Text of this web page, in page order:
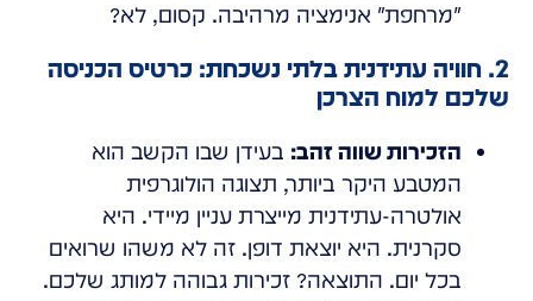
"מרחפת" אנימציה מרהיבה. קסום, לא?
2. חוויה עתידנית בלתי נשכחת: כרטיס הכניסה
שלכם למוח הצרכן
הזכירות שווה זהב: בעידן שבו הקשב הוא
המטבע היקר ביותר, תצוגה הולוגרפית
אולטרה-עתידנית מייצרת עניין מיידי. היא
סקרנית. היא יוצאת דופן. זה לא משהו שרואים
בכל יום. התוצאה? זכירות גבוהה למותג שלכם.